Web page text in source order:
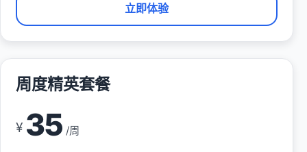
立即体验
周度精英套餐
¥ 35 /周